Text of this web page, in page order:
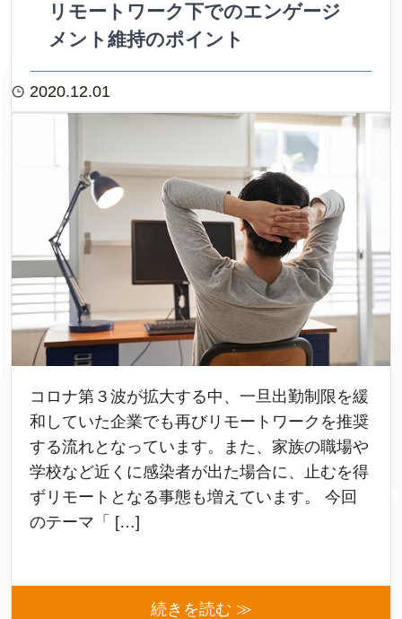
リモートワーク下でのエンゲージ
メント維持のポイント
2020.12.01
コロナ第３波が拡大する中、一旦出勤制限を緩
和していた企業でも再びリモートワークを推奨
する流れとなっています。また、家族の職場や
学校など近くに感染者が出た場合に、止むを得
ずリモートとなる事態も増えています。 今回
のテーマ「 […]
続きを読む ≫